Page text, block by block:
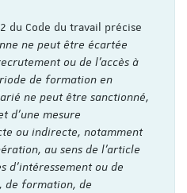
du Code du travail précise
ne peut être écartée
ou de l'accès à
de formation en
ne peut être sanctionné,
d'une mesure
ou indirecte, notamment
au sens de l'article
d'intéressement ou de
de formation, de